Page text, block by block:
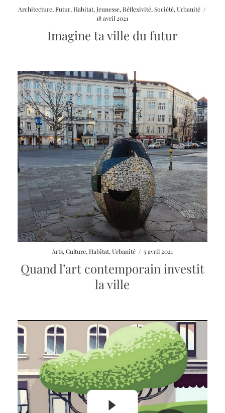
Architecture, Futur, Habitat, Jeunesse, Réflexivité, Société, Urbanité /
18 avril 2021
Imagine ta ville du futur
Arts,Culture,Habitat,Urbanité / 5 avril 2021
Quand l’art contemporain investit
la ville